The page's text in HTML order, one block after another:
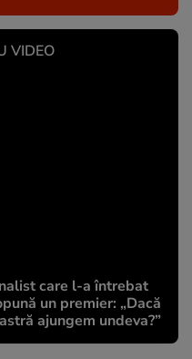
VIDEO
care l-a întrebat
un premier: „Dacă
ajungem undeva?”